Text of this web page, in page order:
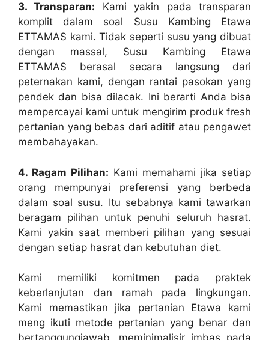
3. Transparan: Kami yakin pada transparan
komplit dalam soal Susu Kambing Etawa
ETTAMAS kami. Tidak seperti susu yang dibuat
dengan massal, Susu Kambing Etawa
ETTAMAS berasal secara langsung dari
peternakan kami, dengan rantai pasokan yang
pendek dan bisa dilacak. Ini berarti Anda bisa
mempercayai kami untuk mengirim produk fresh
pertanian yang bebas dari aditif atau pengawet
membahayakan.
4. Ragam Pilihan: Kami memahami jika setiap
orang mempunyai preferensi yang berbeda
dalam soal susu. Itu sebabnya kami tawarkan
beragam pilihan untuk penuhi seluruh hasrat.
Kami yakin saat memberi pilihan yang sesuai
dengan setiap hasrat dan kebutuhan diet.
Kami memiliki komitmen pada praktek
keberlanjutan dan ramah pada lingkungan.
Kami memastikan jika pertanian Etawa kami
meng ikuti metode pertanian yang benar dan